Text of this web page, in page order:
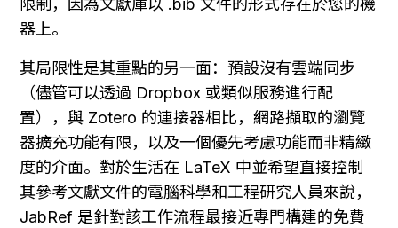
限制，因為文獻庫以 .bib 文件的形式存在於您的機
器上。
其局限性是其重點的另一面：預設沒有雲端同步
（儘管可以透過 Dropbox 或類似服務進行配
置），與 Zotero 的連接器相比，網路擷取的瀏覽
器擴充功能有限，以及一個優先考慮功能而非精緻
度的介面。對於生活在 LaTeX 中並希望直接控制
其參考文獻文件的電腦科學和工程研究人員來說，
JabRef 是針對該工作流程最接近專門構建的免費